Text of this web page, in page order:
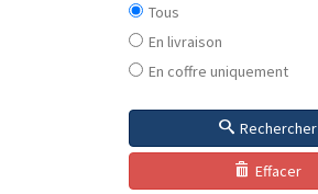
Tous
En livraison
En coffre uniquement
Rechercher
Effacer